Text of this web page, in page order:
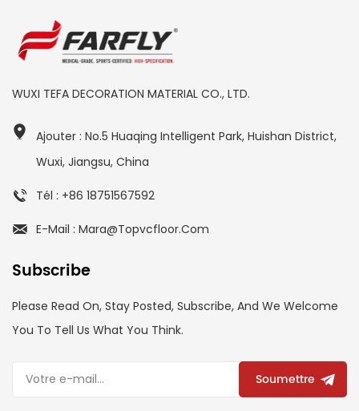
WUXI TEFA DECORATION MATERIAL CO., LTD.
Ajouter : No.5 Huaqing Intelligent Park, Huishan District,
Wuxi, Jiangsu, China
Tél : +86 18751567592
E-Mail : Mara@topvcfloor.com
Subscribe
Please Read On, Stay Posted, Subscribe, And We Welcome
You To Tell Us What You Think.
Soumettre